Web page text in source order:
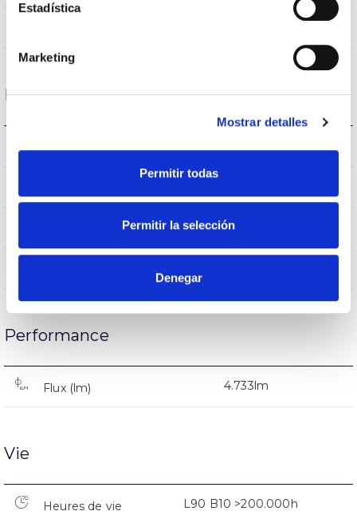
Estadística
Marketing
Mostrar detalles
Permitir todas
Permitir la selección
Denegar
Logement et finition
IK Protection contre des impacts
Performance
Flux (lm) 4.733lm
Vie
Heures de vie L90 B10 >200.000h